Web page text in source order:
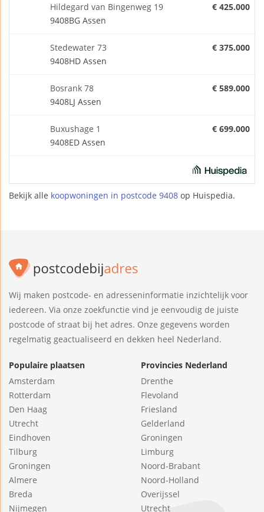
Hildegard van Bingenweg 19
9408BG Assen
€ 425.000
Stedewater 73
9408HD Assen
€ 375.000
Bosrank 78
9408LJ Assen
€ 589.000
Buxushage 1
9408ED Assen
€ 699.000
Bekijk alle koopwoningen in postcode 9408 op Huispedia.
Wij maken postcode- en adresseninformatie inzichtelijk voor
iedereen. Via onze zoekfunctie vind je eenvoudig de juiste
postcode of straat bij het adres. Onze gegevens worden
regelmatig geactualiseerd en dekken heel Nederland.
Populaire plaatsen
Amsterdam
Rotterdam
Den Haag
Utrecht
Eindhoven
Tilburg
Groningen
Almere
Breda
Nijmegen
Provincies Nederland
Drenthe
Flevoland
Friesland
Gelderland
Groningen
Limburg
Noord-Brabant
Noord-Holland
Overijssel
Utrecht